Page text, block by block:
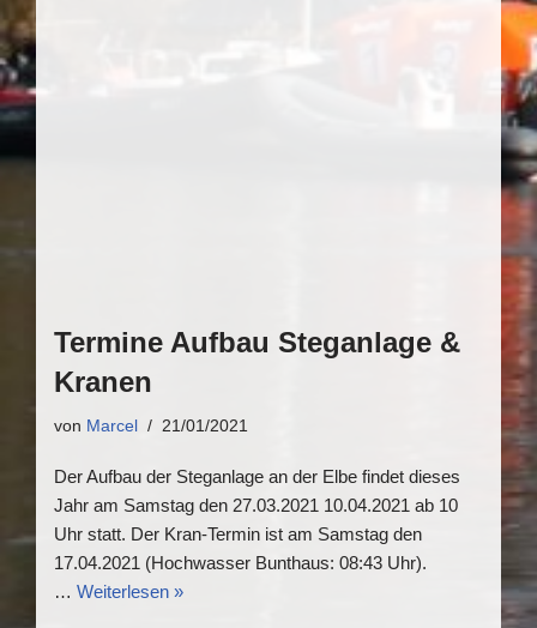
Termine Aufbau Steganlage &
Kranen
von Marcel 21/01/2021
Der Aufbau der Steganlage an der Elbe findet dieses
Jahr am Samstag den 27.03.2021 10.04.2021 ab 10
Uhr statt. Der Kran-Termin ist am Samstag den
17.04.2021 (Hochwasser Bunthaus: 08:43 Uhr).
… Weiterlesen »